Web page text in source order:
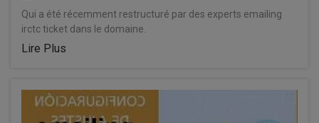
Qui a été récemment restructuré par des experts emailing
irctc ticket dans le domaine.
Lire Plus